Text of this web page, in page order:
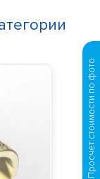
Просчет стоимости по фото